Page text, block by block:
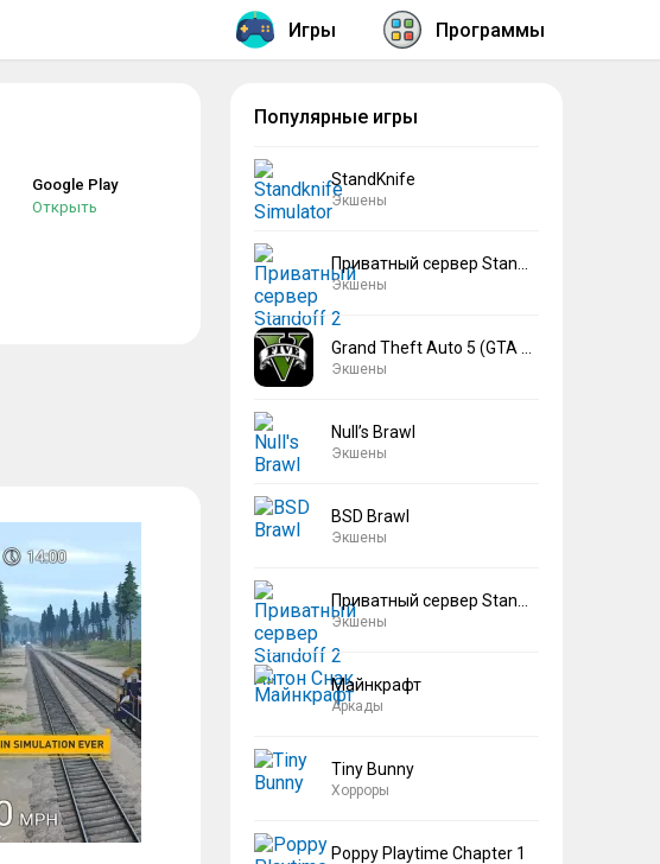
Игры Программы
Google Play
Открыть
Популярные игры
StandKnife
Экшены
Экшены
Экшены
Null’s Brawl
Экшены
BSD Brawl
Экшены
Экшены
Майнкрафт
Аркады
Tiny Bunny
Хорроры
Poppy Playtime Chapter 1